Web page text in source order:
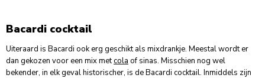
Bacardi cocktail
Uiteraard is Bacardi ook erg geschikt als mixdrankje. Meestal wordt er
dan gekozen voor een mix metcola of sinas. Misschien nog wel
bekender, in elk geval historischer, is de Bacardi cocktail. Inmiddels zijn